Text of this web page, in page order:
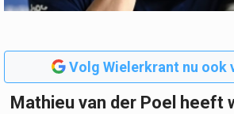
Volg Wielerkrant nu ook
Mathieu van der Poel heeft